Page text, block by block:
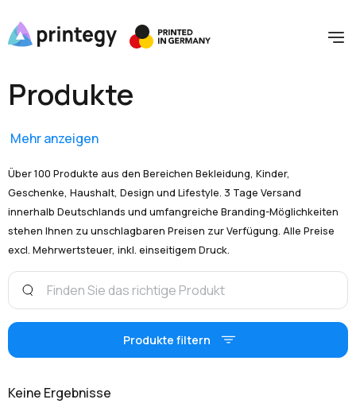
Produkte
Mehr anzeigen
Über 100 Produkte aus den Bereichen Bekleidung, Kinder,
Geschenke, Haushalt, Design und Lifestyle. 3 Tage Versand
innerhalb Deutschlands und umfangreiche Branding-Möglichkeiten
stehen Ihnen zu unschlagbaren Preisen zur Verfügung. Alle Preise
excl. Mehrwertsteuer, inkl. einseitigem Druck.
Produkte filtern
Keine Ergebnisse